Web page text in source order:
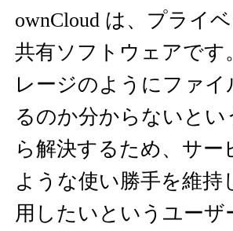
ownCloud は、プライ
共有ソフトウェアで
レージのようにファ
るのか分からないと
ら解決するため、サ
ような使い勝手を維
用したいというユー